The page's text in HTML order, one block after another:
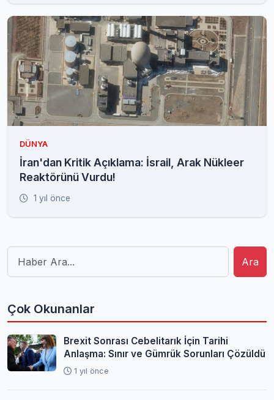
DÜNYA
İran'dan Kritik Açıklama: İsrail, Arak Nükleer
Reaktörünü Vurdu!
1 yıl önce
Ara
Çok Okunanlar
Brexit Sonrası Cebelitarık İçin Tarihi
Anlaşma: Sınır ve Gümrük Sorunları Çözüldü
1 yıl önce